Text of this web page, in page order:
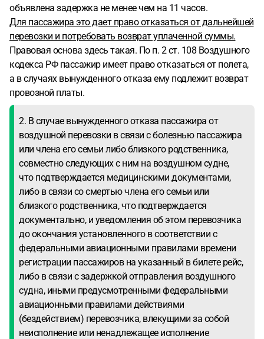
объявлена задержка не менее чем на 11 часов.
Для пассажира это дает право отказаться от дальнейшей
перевозки и потребовать возврат уплаченной суммы.
Правовая основа здесь такая. По п. 2 ст. 108 Воздушного
кодекса РФ пассажир имеет право отказаться от полета,
а в случаях вынужденного отказа ему подлежит возврат
провозной платы.
2. В случае вынужденного отказа пассажира от
воздушной перевозки в связи с болезнью пассажира
или члена его семьи либо близкого родственника,
совместно следующих с ним на воздушном судне,
что подтверждается медицинскими документами,
либо в связи со смертью члена его семьи или
близкого родственника, что подтверждается
документально, и уведомления об этом перевозчика
до окончания установленного в соответствии с
федеральными авиационными правилами времени
регистрации пассажиров на указанный в билете рейс,
либо в связи с задержкой отправления воздушного
судна, иными предусмотренными федеральными
авиационными правилами действиями
(бездействием) перевозчика, влекущими за собой
неисполнение или ненадлежащее исполнение